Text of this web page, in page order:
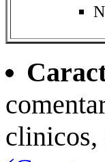
clinicos,